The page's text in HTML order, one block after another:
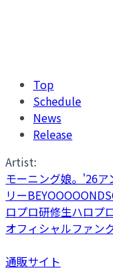
Top
Schedule
News
Release
Artist:
モーニング娘。'26ア
リーBEYOOOOONDS
ロプロ研修生ハロプ
オフィシャルファン
通販サイト